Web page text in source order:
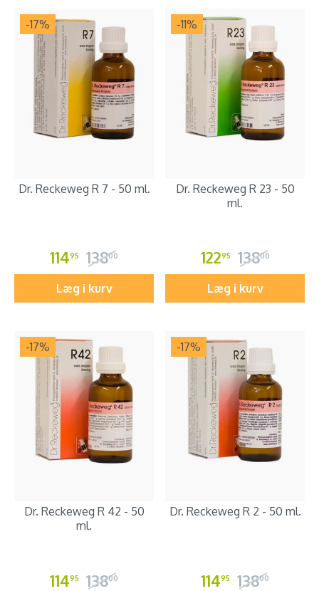
-17%
Dr. Reckeweg R 7 - 50 ml.
11495 13800
Læg i kurv
-11%
Dr. Reckeweg R 23 - 50
ml.
12295 13800
Læg i kurv
-17%
Dr. Reckeweg R 42 - 50
ml.
11495 13800
-17%
Dr. Reckeweg R 2 - 50 ml.
11495 13800